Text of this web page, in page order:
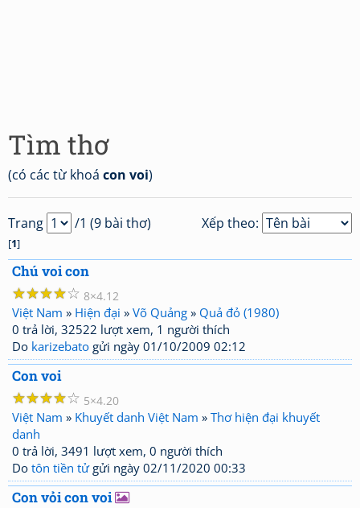
Tìm thơ
(có các từ khoá con voi)
Xếp theo:
Trang /1 (9 bài thơ)
[1]
Chú voi con
☆
☆
☆
☆
☆ 8 4.12
Việt Nam » Hiện đại » Võ Quảng » Quả đỏ (1980)
0 trả lời, 32522 lượt xem, 1 người thích
Do karizebato gửi ngày 01/10/2009 02:12
Con voi
☆
☆
☆
☆
☆ 5 4.20
Việt Nam » Khuyết danh Việt Nam » Thơ hiện đại khuyết
danh
0 trả lời, 3491 lượt xem, 0 người thích
Do tôn tiền tửgửi ngày 02/11/2020 00:33
Con vỏi con voi